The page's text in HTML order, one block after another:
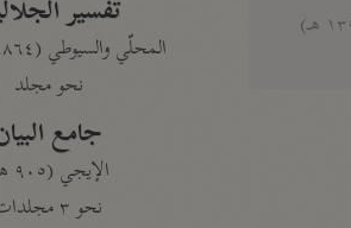
تفسير
المحلّي والسيوطي (٨٦٤، ٩١١ هـ)
نحو مجلد
جامع
الإيجي (٩٠٥ هـ)
نحو ٣ مجلدات